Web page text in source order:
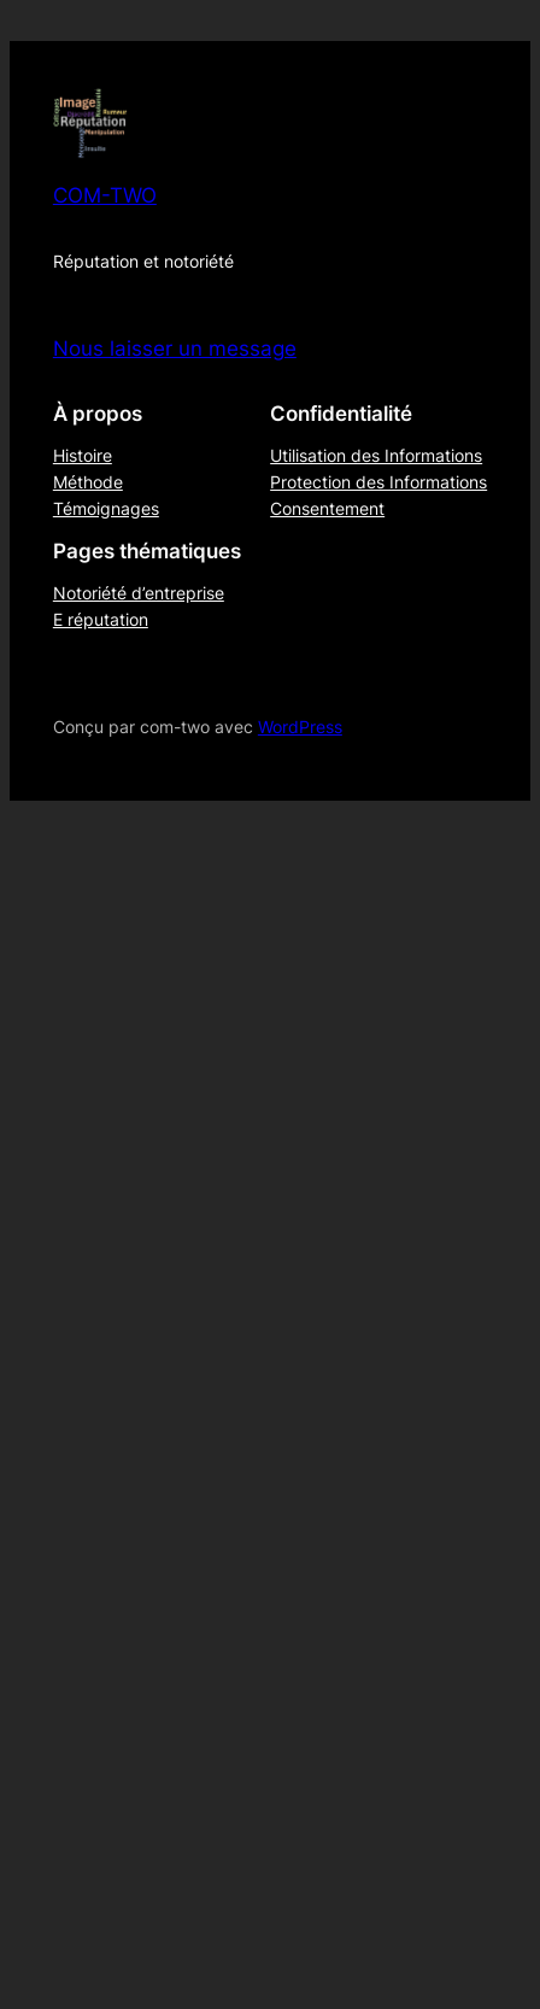
COM-TWO
Réputation et notoriété
Nous laisser un message
À propos
Histoire
Méthode
Témoignages
Confidentialité
Utilisation des Informations
Protection des Informations
Consentement
Pages thématiques
Notoriété d’entreprise
E réputation
Conçu par com-two avec WordPress